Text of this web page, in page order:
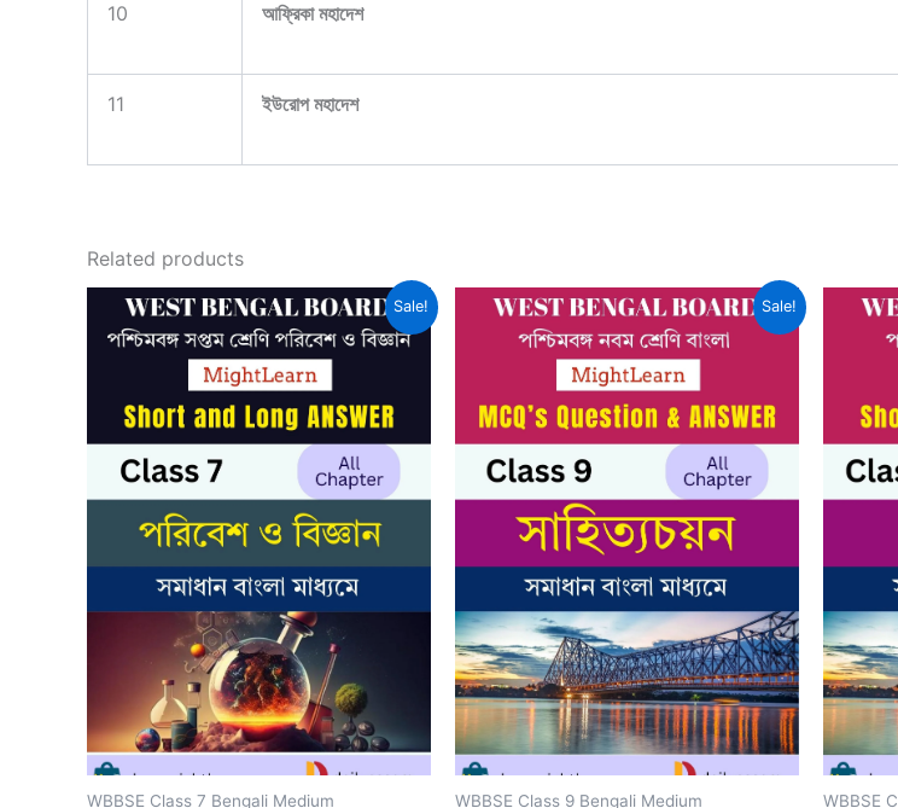
10 আফ্রিকা মহাদেশ
11 ইউরোপ মহাদেশ
Related products
Sale!
WBBSE Class 7 Bengali Medium
Sale!
WBBSE Class 9 Bengali Medium WBBSE